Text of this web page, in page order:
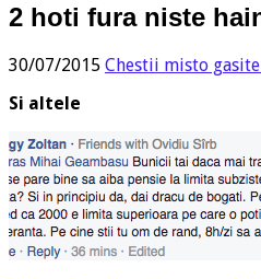
2 hoti fura niste
30/07/2015 Chestii misto
Si altele